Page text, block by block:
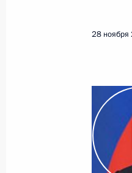
2
28 ноября